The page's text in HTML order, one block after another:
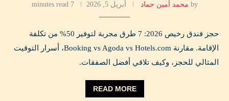
by محمد أمين حماد أبريل 5, 2026 7 minutes read
حجز فندق رخيص 2026: 7 طرق مجربة لتوفير 50% من تكلفة
الإقامة. مقارنة Booking vs Agoda vs Hotels.com، أسرار التوقيت
المثالي للحجز، وكيف تلاقي أفضل الصفقات.
READ MORE